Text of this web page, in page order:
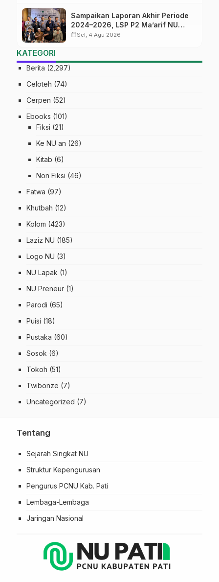
Sampaikan Laporan Akhir Periode
2024–2026, LSP P2 Ma’arif NU
Jateng Mantapkan Sinergi Link and
calendar_monthSel, 4 Agu 2026
KATEGORI
Berita (2,297)
Celoteh (74)
Cerpen (52)
Ebooks (101)
Fiksi (21)
Ke NU an (26)
Kitab (6)
Non Fiksi (46)
Fatwa (97)
Khutbah (12)
Kolom (423)
Laziz NU (185)
Logo NU (3)
NU Lapak (1)
NU Preneur (1)
Parodi (65)
Puisi (18)
Pustaka (60)
Sosok (6)
Tokoh (51)
Twibonze (7)
Uncategorized (7)
Tentang
Sejarah Singkat NU
Struktur Kepengurusan
Pengurus PCNU Kab. Pati
Lembaga-Lembaga
Jaringan Nasional